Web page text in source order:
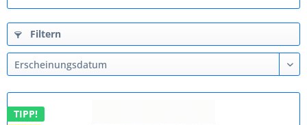
Filtern
TIPP!